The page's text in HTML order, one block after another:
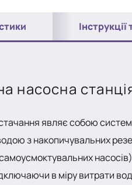
Інструкції
насосна
являє собою
з накопичувальних
самоусмоктувальних
в міру витрати